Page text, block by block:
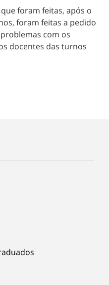
foram feitas, após o
foram feitas a pedido
com os
docentes das turnos